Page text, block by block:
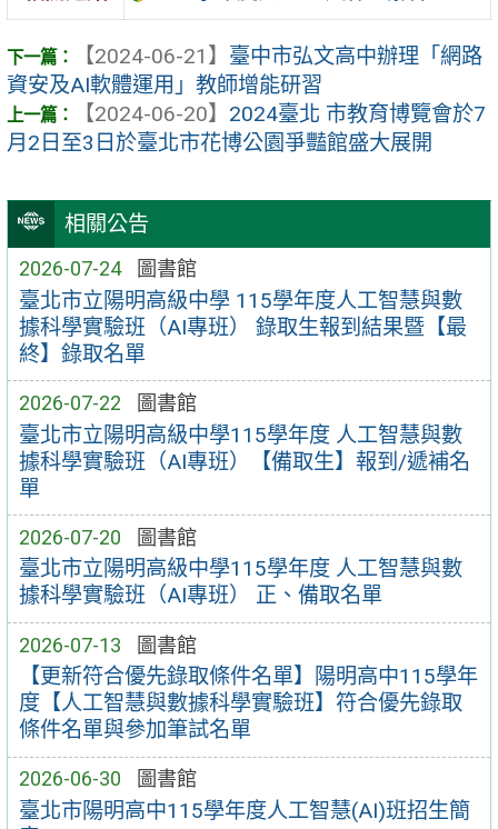
相關公告
2026-07-24 圖書館
臺北市立陽明高級中學 115學年度人工智慧與數
據科學實驗班（AI專班） 錄取生報到結果暨【最
終】錄取名單
2026-07-22 圖書館
臺北市立陽明高級中學115學年度 人工智慧與數
據科學實驗班（AI專班）【備取生】報到/遞補名
單
2026-07-20 圖書館
臺北市立陽明高級中學115學年度 人工智慧與數
據科學實驗班（AI專班） 正、備取名單
2026-07-13 圖書館
【更新符合優先錄取條件名單】陽明高中115學年
度【人工智慧與數據科學實驗班】符合優先錄取
條件名單與參加筆試名單
2026-06-30 圖書館
臺北市陽明高中115學年度人工智慧(AI)班招生簡
【2024-06-21】 臺中市弘文高中辦理「網路
資安及AI軟體運用」教師增能研習
【2024-06-20】 2024臺北 市教育博覽會於7
月2日至3日於臺北市花博公園爭豔館盛大展開